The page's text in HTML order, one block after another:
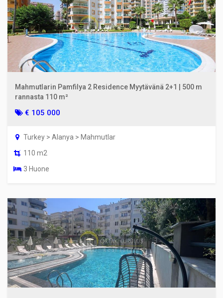
Mahmutlarin Pamfilya 2 Residence Myytävänä 2+1 | 500 m
rannasta 110 m²
€ 105 000
Turkey > Alanya > Mahmutlar
110 m2
3 Huone